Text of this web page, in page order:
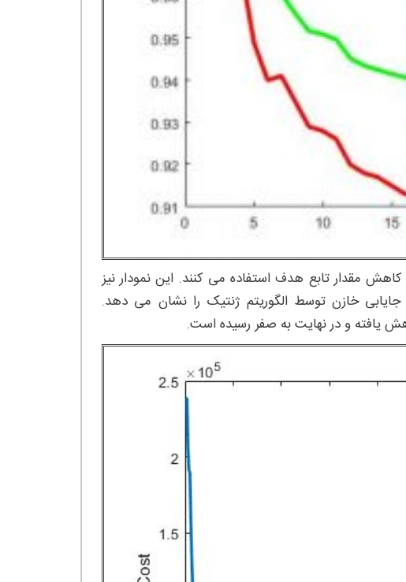
مقدار تابع هدف استفاده می کنند. این نمودار نیز
خازن توسط الگوریتم ژنتیک را نشان می دهد.
یافته و در نهایت به صفر رسیده است.